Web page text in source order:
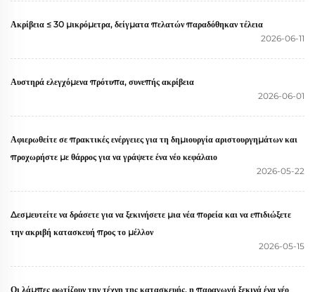
Ακρίβεια ≤ 30 μικρόμετρα, δείγματα πελατών παραδόθηκαν τέλεια
2026-06-11
Αυστηρά ελεγχόμενα πρότυπα, συνεπής ακρίβεια
2026-06-01
Αφιερωθείτε σε πρακτικές ενέργειες για τη δημιουργία αριστουργημάτων και
προχωρήστε με θάρρος για να γράψετε ένα νέο κεφάλαιο
2026-05-22
Δεσμευτείτε να δράσετε για να ξεκινήσετε μια νέα πορεία και να επιδιώξετε
την ακριβή κατασκευή προς το μέλλον
2026-05-15
Οι λάμπες φωτίζουν την τέχνη της κατασκευής, η παραγωγή ξεκινά ένα νέο